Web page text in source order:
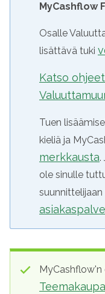
MyCashflow
Osalle
lisättävä tuki
Katso
Tuen
kieliä ja
merkkausta.
ole sinulle
suunnittelijaan
MyCashflow'n